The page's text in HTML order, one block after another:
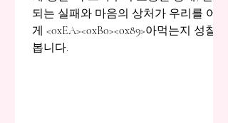
되는 실패와 마음의 상처가 우리를 어떻
게 <0xEA><0xB0><0x89>아먹는지 성찰해
봅니다.